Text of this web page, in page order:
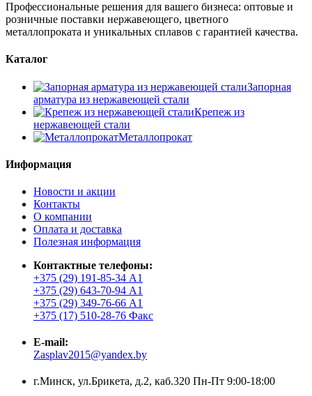
Профессиональные решения для вашего бизнеса: оптовые и
розничные поставки нержавеющего, цветного
металлопроката и уникальных сплавов с гарантией качества.
Каталог
Запорная
арматура из нержавеющей стали
Крепеж из
нержавеющей стали
Металлопрокат
Информация
Новости и акции
Контакты
О компании
Оплата и доставка
Полезная информация
Контактные телефоны:
+375 (29) 191-85-34 А1
+375 (29) 643-70-94 А1
+375 (29) 349-76-66 А1
+375 (17) 510-28-76 Факс
E-mail:
Zasplav2015@yandex.by
г.Минск, ул.Брикета, д.2, каб.320 Пн-Пт 9:00-18:00